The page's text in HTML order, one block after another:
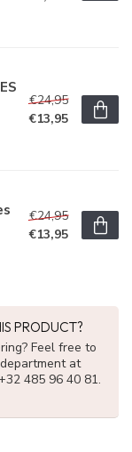
€24,95
€13,95
€24,95
€13,95
PRODUCT?
Feel free to
at
485 96 40 81.